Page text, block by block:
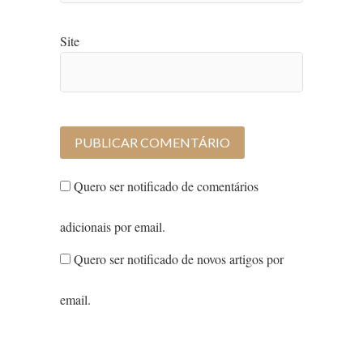
Site
Quero ser notificado de comentários
adicionais por email.
Quero ser notificado de novos artigos por
email.